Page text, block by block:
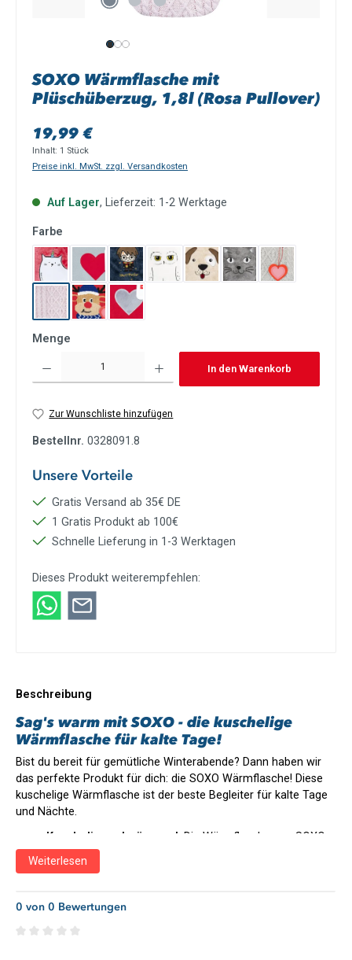
SOXO Wärmflasche mit
Plüschüberzug, 1,8l (Rosa Pullover)
Regulärer Preis:
19,99 €
Inhalt: 1 Stück
Preise inkl. MwSt. zzgl. Versandkosten
Auf Lager, Lieferzeit: 1-2 Werktage
Farbe
Einhorn KatzeGrau mit rotem Herz
Harry PotterHarry Potter Eule
PlüschhundPlüschkatzePullover Grau
Pullover RosaRentier Weihnacht
Rot mit grauem Herz
Menge
In den Warenkorb
Zur Wunschliste hinzufügen
Bestellnr. 0328091.8
Unsere Vorteile
Gratis Versand ab 35€ DE
1 Gratis Produkt ab 100€
Schnelle Lieferung in 1-3 Werktagen
Dieses Produkt weiterempfehlen:
Beschreibung
Sag's warm mit SOXO - die kuschelige
Wärmflasche für kalte Tage!
Bist du bereit für gemütliche Winterabende? Dann haben wir
das perfekte Produkt für dich: die SOXO Wärmflasche! Diese
kuschelige Wärmflasche ist der beste Begleiter für kalte Tage
und Nächte.
Kuschelig und wärmend : Die Wärmflasche von SOXO
ist kuschelig und wärmt dich an kalten Winterabenden.
Perfekt für die ganze Familie
Familie.
der Wärmflasche machen sie zu einer tollen Geschenkidee
Weiterlesen
0 von 0 Bewertungen